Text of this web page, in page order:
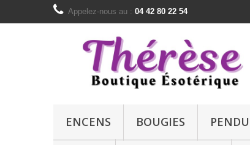
Appelez-nous au : 04 42 80 22 54
ENCENS BOUGIES